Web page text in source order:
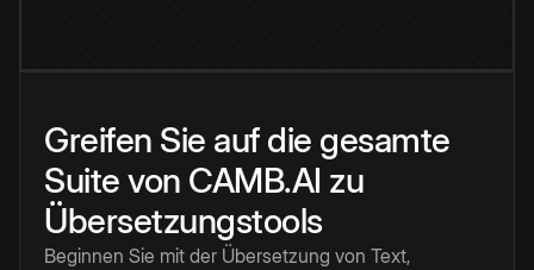
Greifen Sie auf die gesamte
Suite von CAMB.AI zu
Übersetzungstools
Beginnen Sie mit der Übersetzung von Text,